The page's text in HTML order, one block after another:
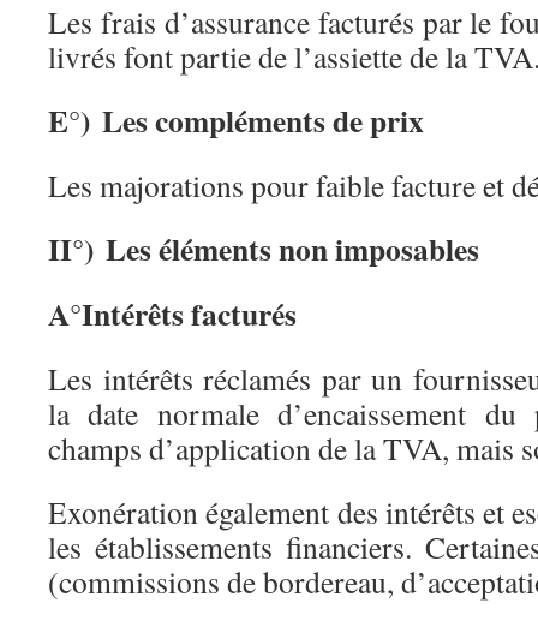
Les frais d’assurance facturés par le
livrés font partie de l’assiette de la
E°) Les compléments de prix
Les majorations pour faible facture et
II°) Les éléments non imposables
A°Intérêts facturés
Les intérêts réclamés par un
la date normale d’encaissement
champs d’application de la TVA, mais
Exonération également des intérêts et
les établissements financiers.
(commissions de bordereau,